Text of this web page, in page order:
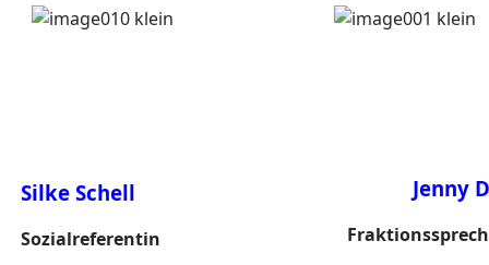
Silke Schell
Sozialreferentin
Jenny